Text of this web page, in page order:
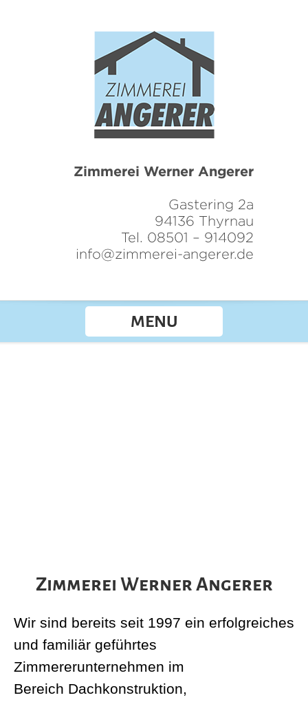
MENU
Zimmerei Werner Angerer
Wir sind bereits seit 1997 ein erfolgreiches
und familiär geführtes
Zimmererunternehmen im
Bereich Dachkonstruktion,